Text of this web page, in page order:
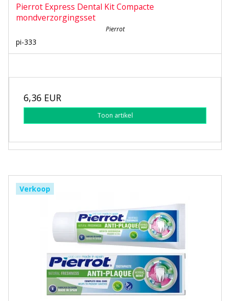
Pierrot Express Dental Kit Compacte
mondverzorgingsset
Pierrot
pi-333
6,36 EUR
Toon artikel
Verkoop